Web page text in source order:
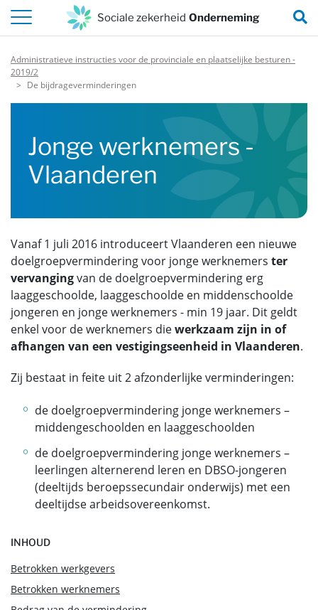
Naar de inhoud van deze pagina
Sociale zekerheid Onderneming
Administratieve instructies voor de provinciale en plaatselijke besturen -
2019/2
De bijdrageverminderingen
Jonge werknemers -
Vlaanderen
Vanaf 1 juli 2016 introduceert Vlaanderen een nieuwe
doelgroepvermindering voor jonge werknemers ter
vervangingvan de doelgroepvermindering erg
laaggeschoolde, laaggeschoolde en middenschoolde
jongeren en jonge werknemers - min 19 jaar. Dit geldt
enkel voor de werknemers diewerkzaam zijn in of
afhangen van een vestigingseenheid in Vlaanderen.
Zij bestaat in feite uit 2 afzonderlijke verminderingen:
de doelgroepvermindering jonge werknemers –
middengeschoolden en laaggeschoolden
de doelgroepvermindering jonge werknemers –
leerlingen alternerend leren en DBSO-jongeren
(deeltijds beroepssecundair onderwijs) met een
deeltijdse arbeidsovereenkomst.
INHOUD
Betrokken werkgevers
Betrokken werknemers